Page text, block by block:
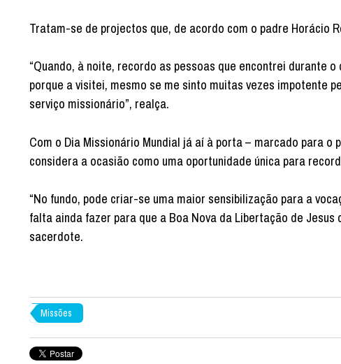
Tratam-se de projectos que, de acordo com o padre Horácio
“Quando, à noite, recordo as pessoas que encontrei durante
porque a visitei, mesmo se me sinto muitas vezes impotente
serviço missionário”, realça.
Com o Dia Missionário Mundial já aí à porta – marcado para
considera a ocasião como uma oportunidade única para
“No fundo, pode criar-se uma maior sensibilização para a
falta ainda fazer para que a Boa Nova da Libertação de
sacerdote.
Missões